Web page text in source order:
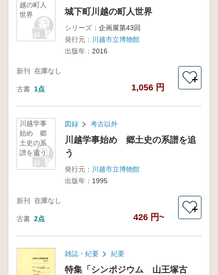
越の町人
世界
城下町川越の町人世界
シリーズ： 企画展第43回
発行元： 川越市立博物館
出版年： 2016
新刊 在庫なし
古書 1点 1,056 円
＋
川越学事
始め 郷
土史の系
譜を追う
図録 考古以外
川越学事始め 郷土史の系譜を追
う
発行元： 川越市立博物館
出版年： 1995
新刊 在庫なし
古書 2点 426 円~
＋
雑誌・紀要 紀要
特集「シンポジウム 山王塚古